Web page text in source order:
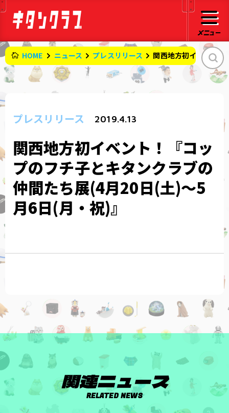
HOME ニュース プレスリリース 関西地方初イベント
プレスリリース 2019.4.13
関西地方初イベント！『コッ
プのフチ子とキタンクラブの
仲間たち展(4月20日(土)～5
月6日(月・祝)』
関連ニュース
RELATED NEWS